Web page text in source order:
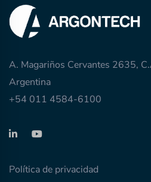
A. Magariños Cervantes 2635,
Argentina
+54 011 4584-6100
Política de privacidad